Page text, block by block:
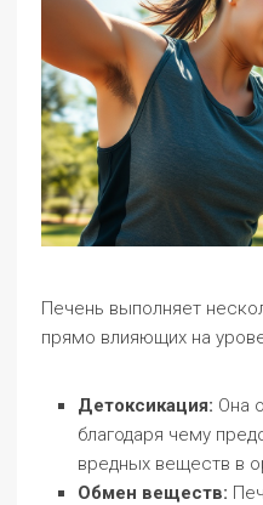
Печень выполняет
прямо влияющих на
Детоксикация: Она
благодаря чему
вредных веществ в
Обмен веществ: